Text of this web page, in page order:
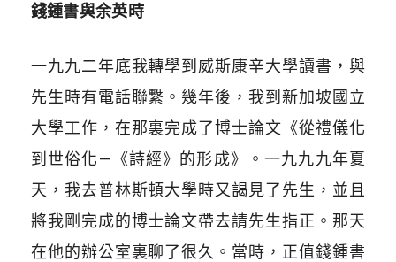
錢鍾書與余英時
一九九二年底我轉學到威斯康辛大學讀書，與
先生時有電話聯繫。幾年後，我到新加坡國立
大學工作，在那裏完成了博士論文《從禮儀化
到世俗化—《詩經》的形成》。一九九九年夏
天，我去普林斯頓大學時又謁見了先生，並且
將我剛完成的博士論文帶去請先生指正。那天
在他的辦公室裏聊了很久。當時，正值錢鍾書